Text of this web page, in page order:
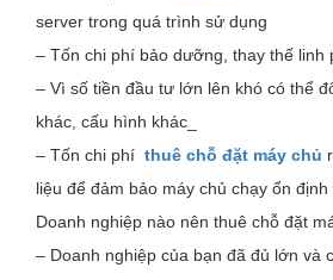
server trong quá trình sử dụng
– Tốn chi phí bảo dưỡng, thay thế linh
– Vì số tiền đầu tư lớn lên khó có thể
khác, cấu hình khác_
– Tốn chi phí thuê chỗ đặt máy chủ
liệu để đảm bảo máy chủ chạy ổn
Doanh nghiệp nào nên thuê chỗ đặt
– Doanh nghiệp của bạn đã đủ lớn và